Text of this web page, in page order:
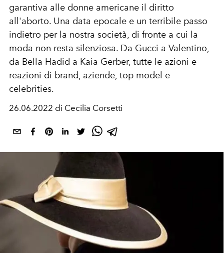
garantiva alle donne americane il diritto
all'aborto. Una data epocale e un terribile passo
indietro per la nostra società, di fronte a cui la
moda non resta silenziosa. Da Gucci a Valentino,
da Bella Hadid a Kaia Gerber, tutte le azioni e
reazioni di brand, aziende, top model e
celebrities.
26.06.2022 di Cecilia Corsetti